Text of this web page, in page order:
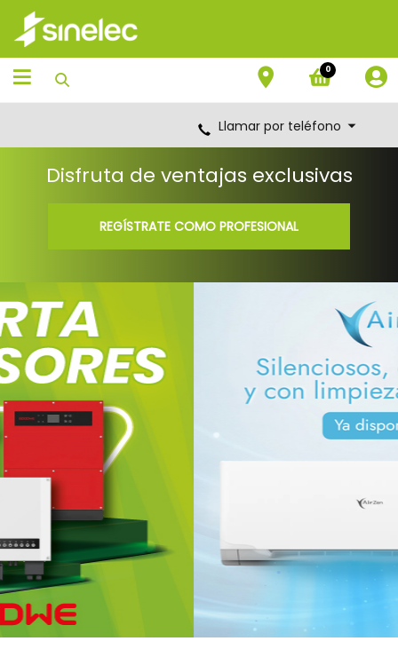
Saltar
contenido
Saltar
menú
de
navegación
0
Llamar por teléfono
Disfruta de ventajas exclusivas
REGÍSTRATE COMO PROFESIONAL